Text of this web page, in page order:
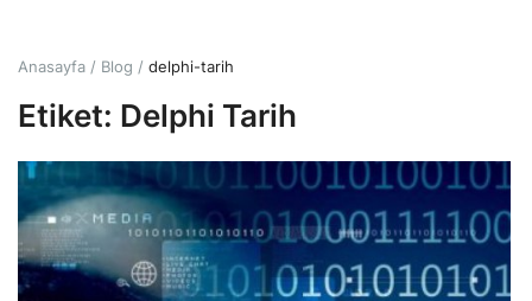
Türkçe TRY (₺)
Anasayfa Blog delphi-tarih
Etiket: Delphi Tarih